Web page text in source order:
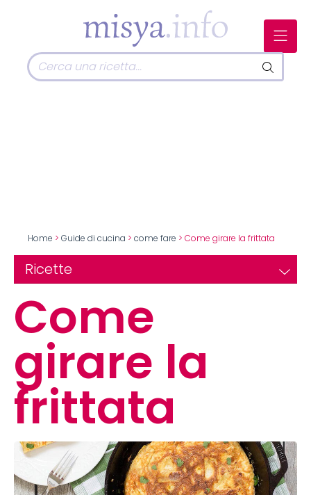
Home > Guide di cucina > come fare > Come girare la frittata
Ricette
Come
girare la
frittata